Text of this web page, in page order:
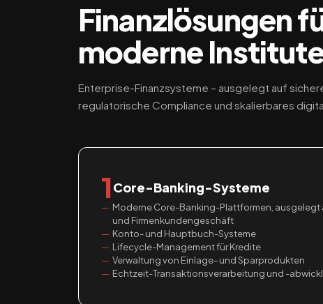
Finanzlösungen
moderne
Enterprise-Finanzsysteme – ausgelegt auf
regulatorische Compliance und skalierbares
1Core-Banking-Systeme
Moderne Core-Banking-Plattformen, ausgelegt
und Firmenkundengeschäft
Konto- und Hauptbuch-Systeme
Lifecycle-Management für Kredite
Verwaltung von Einlage- und Sparprodukten
Echtzeit-Transaktionsverarbeitung und -